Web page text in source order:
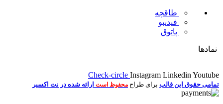
طاقچه
فیدیبو
پاتوق
نمادها
Check-circle Instagram Linkedin Youtube
تمامی حقوق این قالب برای طراح محفوظ است ارائه شده در نت اکسیر